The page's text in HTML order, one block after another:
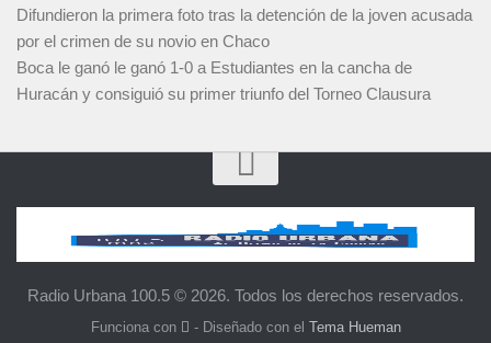
Difundieron la primera foto tras la detención de la joven acusada
por el crimen de su novio en Chaco
Boca le ganó le ganó 1-0 a Estudiantes en la cancha de
Huracán y consiguió su primer triunfo del Torneo Clausura
Radio Urbana 100.5 © 2026. Todos los derechos reservados.
Funciona con - Diseñado con el Tema Hueman